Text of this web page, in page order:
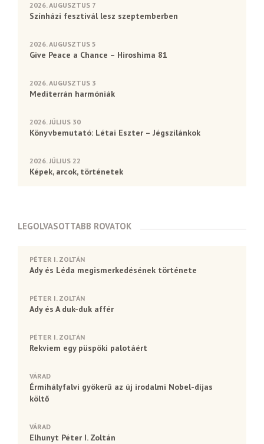
2026. AUGUSZTUS 7
Színházi fesztivál lesz szeptemberben
2026. AUGUSZTUS 5
Give Peace a Chance – Hiroshima 81
2026. AUGUSZTUS 3
Mediterrán harmóniák
2026. JÚLIUS 30
Könyvbemutató: Létai Eszter – Jégszilánkok
2026. JÚLIUS 22
Képek, arcok, történetek
LEGOLVASOTTABB ROVATOK
PÉTER I. ZOLTÁN
Ady és Léda megismerkedésének története
PÉTER I. ZOLTÁN
Ady és A duk-duk affér
PÉTER I. ZOLTÁN
Rekviem egy püspöki palotáért
VÁRAD
Érmihályfalvi gyökerű az új irodalmi Nobel-díjas
költő
VÁRAD
Elhunyt Péter I. Zoltán